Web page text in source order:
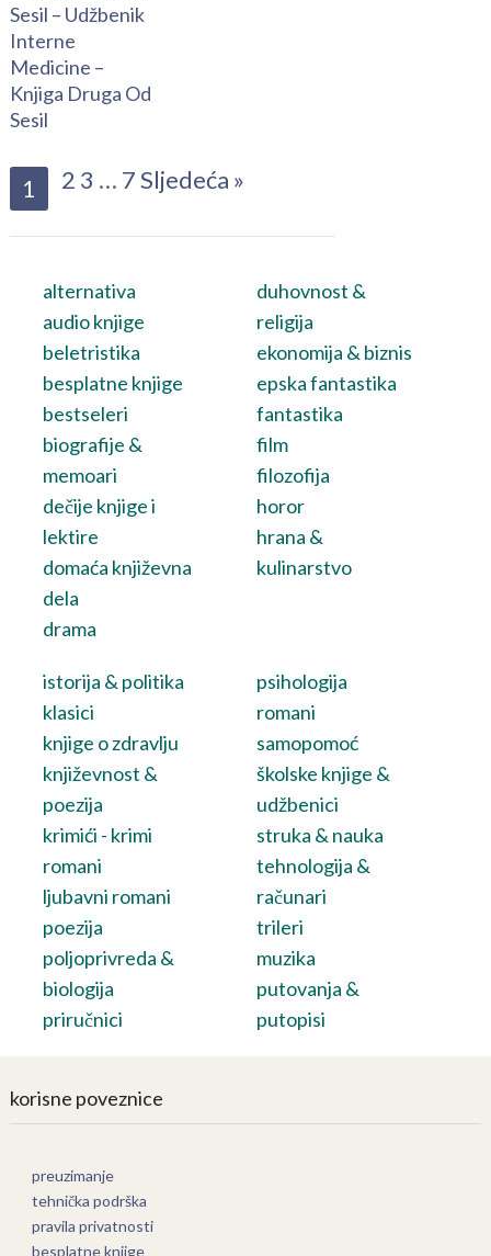
Sesil – Udžbenik
Interne
Medicine –
Knjiga Druga Od
Sesil
1 2 3 … 7Sljedeća »
alternativa
audio knjige
beletristika
besplatne knjige
bestseleri
biografije &
memoari
dečije knjige i
lektire
domaća književna
dela
drama
duhovnost &
religija
ekonomija & biznis
epska fantastika
fantastika
film
filozofija
horor
hrana &
kulinarstvo
istorija & politika
klasici
knjige o zdravlju
književnost &
poezija
krimići - krimi
romani
ljubavni romani
poezija
poljoprivreda &
biologija
priručnici
psihologija
romani
samopomoć
školske knjige &
udžbenici
struka & nauka
tehnologija &
računari
trileri
muzika
putovanja &
putopisi
korisne poveznice
preuzimanje
tehnička podrška
pravila privatnosti
besplatne knjige